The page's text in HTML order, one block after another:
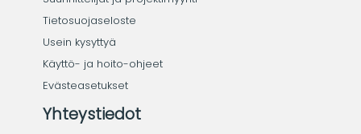
Tietosuojaseloste
Usein kysyttyä
Käyttö- ja hoito-ohjeet
Evästeasetukset
Yhteystiedot